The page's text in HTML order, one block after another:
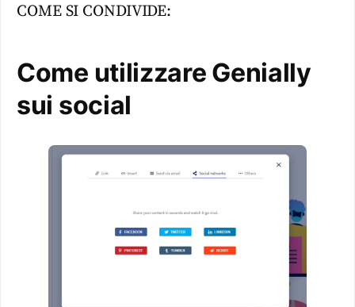
COME SI CONDIVIDE:
Come utilizzare Genially
sui social